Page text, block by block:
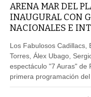
ARENA MAR DEL
INAUGURAL CON
NACIONALES E
Los Fabulosos Cadillacs,
Torres, Álex Ubago,
espectáculo "7 Auras" de
primera programación